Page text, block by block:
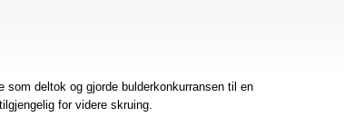
deltok og gjorde bulderkonkurransen til en
for videre skruing.